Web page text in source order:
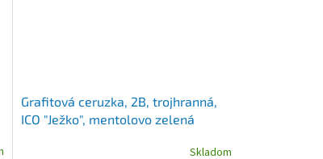
Grafitová ceruzka, 2B, trojhranná,
ICO "Ježko", mentolovo zelená
Skladom